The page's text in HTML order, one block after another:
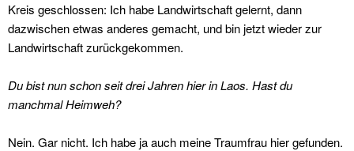
Kreis geschlossen: Ich habe Landwirtschaft gelernt, dann
dazwischen etwas anderes gemacht, und bin jetzt wieder zur
Landwirtschaft zurückgekommen.
Du bist nun schon seit drei Jahren hier in Laos. Hast du
manchmal Heimweh?
Nein. Gar nicht. Ich habe ja auch meine Traumfrau hier gefunden.